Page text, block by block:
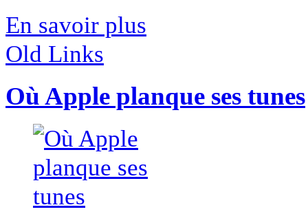
En savoir plus
Old Links
Où Apple planque ses tunes